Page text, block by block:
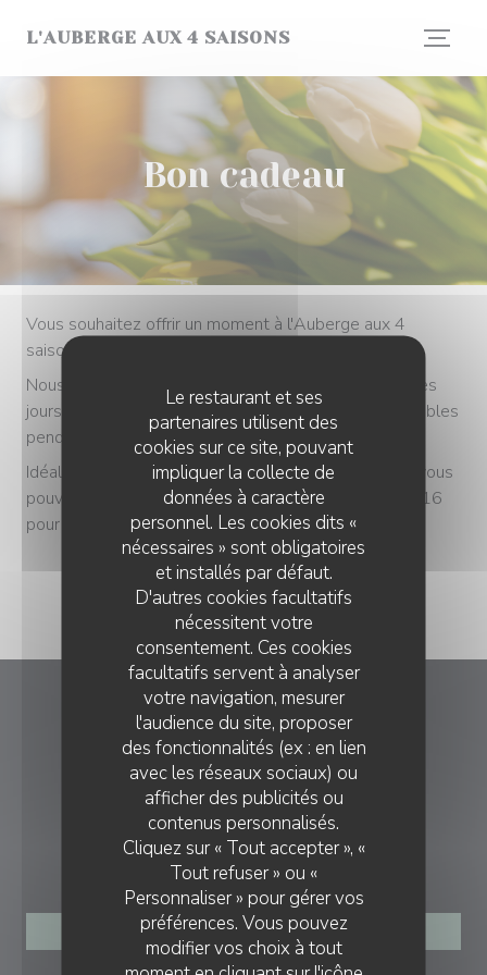
Le restaurant et ses
partenaires utilisent des
cookies sur ce site, pouvant
impliquer la collecte de
données à caractère
personnel. Les cookies dits «
nécessaires » sont obligatoires
et installés par défaut.
D'autres cookies facultatifs
nécessitent votre
consentement. Ces cookies
facultatifs servent à analyser
votre navigation, mesurer
l'audience du site, proposer
des fonctionnalités (ex : en lien
avec les réseaux sociaux) ou
afficher des publicités ou
contenus personnalisés.
Cliquez sur « Tout accepter », «
Tout refuser » ou «
Personnaliser » pour gérer vos
préférences. Vous pouvez
modifier vos choix à tout
L'AUBERGE AUX 4 SAISONS
Bon cadeau
Vous souhaitez offrir un moment à l'Auberge aux 4
saisons?
Nous proposons des bons cadeaux utilisables tous les
jours midi et soir, pour le montant de votre choix, valables
pendant 2 ans (23 mois pour être précis).
Idéalement à venir chercher sur place au restaurant, vous
pouvez également nous téléphoner au 03.89.30.37.16
pour envisager un envoi postal ou digital .
L'Auberge aux 4 saisons
40 Grand'rue 68140 MUNSTER((ouvre une
03 89 30 37 16
RÉSERVATION
RÉSERVER
L'AUBERGE AUX 4 SAISONS